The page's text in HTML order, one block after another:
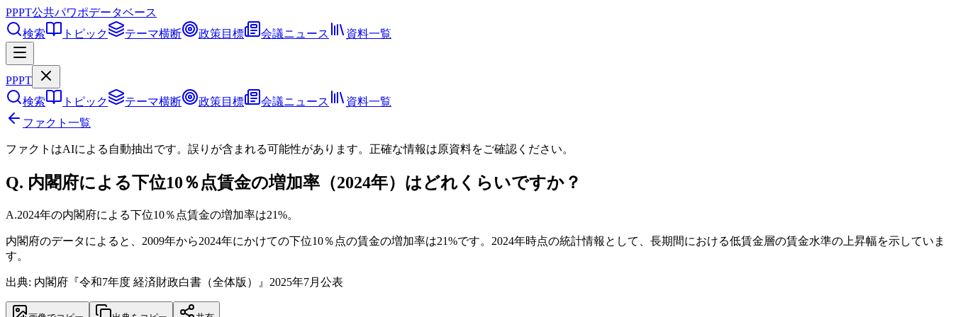
PPPT公共パワポデータベース
検索
トピック テーマ横断 政策目標 会議ニュース 資料一覧
PPPT
検索
トピック テーマ横断 政策目標 会議ニュース
資料一覧
ファクト一覧
ファクトはAIによる自動抽出です。誤りが含まれる可能性があります。正確な情報は原資料をご確認ください。
Q. 内閣府による下位10％点賃金の増加率（2024年）はどれくらいですか？
A.2024年の内閣府による下位10％点賃金の増加率は21%。
内閣府のデータによると、2009年から2024年にかけての下位10％点の賃金の増加率は21%です。2024年時点の統計情報として、長期間における低賃金層の賃金水準の上昇幅を示していま
す。
出典: 内閣府『令和7年度 経済財政白書（全体版）』2025年7月公表